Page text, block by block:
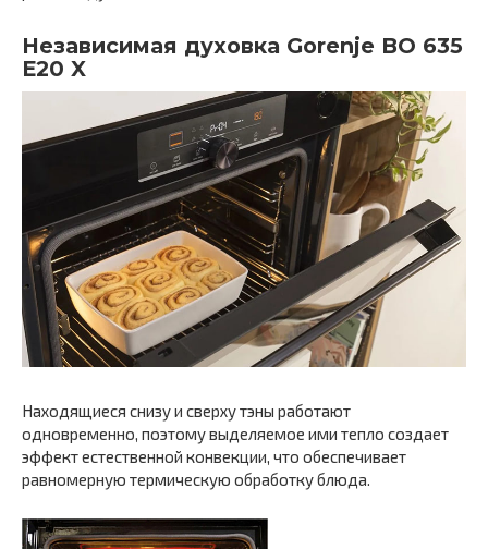
Независимая духовка Gorenje BO 635
E20 X
Находящиеся снизу и сверху тэны работают
одновременно, поэтому выделяемое ими тепло создает
эффект естественной конвекции, что обеспечивает
равномерную термическую обработку блюда.